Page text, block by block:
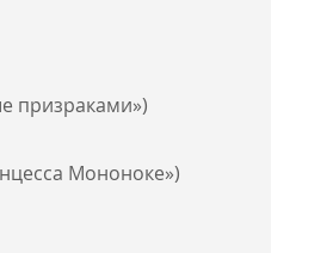
призраками»)
Мононоке»)